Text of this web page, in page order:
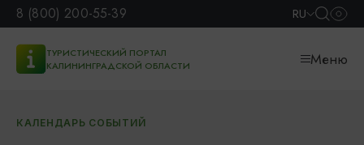
8 (800) 200-55-39 RU
ТУРИСТИЧЕСКИЙ ПОРТАЛ
КАЛИНИНГРАДСКОЙ ОБЛАСТИ
Меню
КАЛЕНДАРЬ СОБЫТИЙ